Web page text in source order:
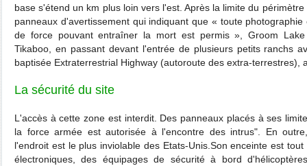
base s'étend un km plus loin vers l'est. Après la limite du
panneaux d'avertissement qui indiquant que « toute
de force pouvant entraîner la mort est permis », Groom
Tikaboo, en passant devant l'entrée de plusieurs petits ranchs
baptisée Extraterrestrial Highway (autoroute des extra-terrestres),
La sécurité du site
L'accès à cette zone est interdit. Des panneaux placés à ses
la force armée est autorisée à l'encontre des intrus". En
l'endroit est le plus inviolable des Etats-Unis.Son enceinte est
électroniques, des équipages de sécurité à bord